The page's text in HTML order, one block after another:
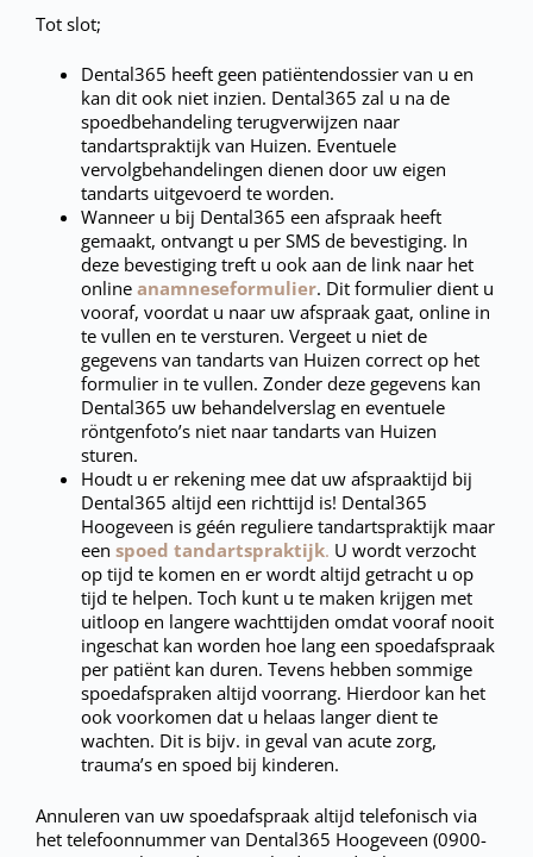
Tot slot;
Dental365 heeft geen patiëntendossier van u en
kan dit ook niet inzien. Dental365 zal u na de
spoedbehandeling terugverwijzen naar
tandartspraktijk van Huizen. Eventuele
vervolgbehandelingen dienen door uw eigen
tandarts uitgevoerd te worden.
Wanneer u bij Dental365 een afspraak heeft
gemaakt, ontvangt u per SMS de bevestiging. In
deze bevestiging treft u ook aan de link naar het
online anamneseformulier. Dit formulier dient u
vooraf, voordat u naar uw afspraak gaat, online in
te vullen en te versturen. Vergeet u niet de
gegevens van tandarts van Huizen correct op het
formulier in te vullen. Zonder deze gegevens kan
Dental365 uw behandelverslag en eventuele
röntgenfoto’s niet naar tandarts van Huizen
sturen.
Houdt u er rekening mee dat uw afspraaktijd bij
Dental365 altijd een richttijd is! Dental365
Hoogeveen is géén reguliere tandartspraktijk maar
een spoed tandartspraktijk. U wordt verzocht
op tijd te komen en er wordt altijd getracht u op
tijd te helpen. Toch kunt u te maken krijgen met
uitloop en langere wachttijden omdat vooraf nooit
ingeschat kan worden hoe lang een spoedafspraak
per patiënt kan duren. Tevens hebben sommige
spoedafspraken altijd voorrang. Hierdoor kan het
ook voorkomen dat u helaas langer dient te
wachten. Dit is bijv. in geval van acute zorg,
trauma’s en spoed bij kinderen.
Annuleren van uw spoedafspraak altijd telefonisch via
het telefoonnummer van Dental365 Hoogeveen (0900-